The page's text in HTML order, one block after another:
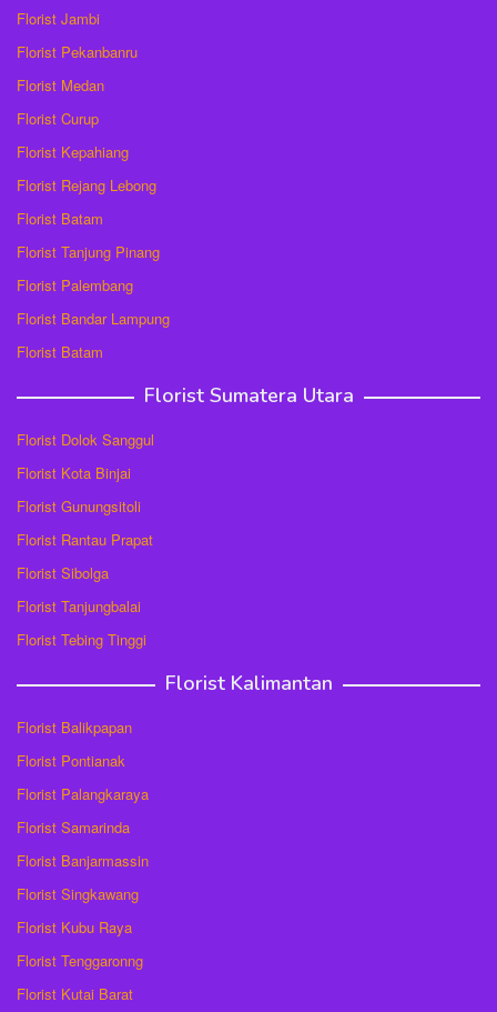
Florist Jambi
Florist Pekanbanru
Florist Medan
Florist Curup
Florist Kepahiang
Florist Rejang Lebong
Florist Batam
Florist Tanjung Pinang
Florist Palembang
Florist Bandar Lampung
Florist Batam
Florist Sumatera Utara
Florist Dolok Sanggul
Florist Kota Binjai
Florist Gunungsitoli
Florist Rantau Prapat
Florist Sibolga
Florist Tanjungbalai
Florist Tebing Tinggi
Florist Kalimantan
Florist Balikpapan
Florist Pontianak
Florist Palangkaraya
Florist Samarinda
Florist Banjarmassin
Florist Singkawang
Florist Kubu Raya
Florist Tenggaronng
Florist Kutai Barat